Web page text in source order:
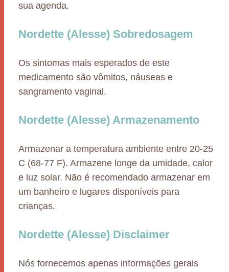
sua agenda.
Nordette (Alesse) Sobredosagem
Os sintomas mais esperados de este
medicamento são vômitos, náuseas e
sangramento vaginal.
Nordette (Alesse) Armazenamento
Armazenar a temperatura ambiente entre 20-25
C (68-77 F). Armazene longe da umidade, calor
e luz solar. Não é recomendado armazenar em
um banheiro e lugares disponíveis para
crianças.
Nordette (Alesse) Disclaimer
Nós fornecemos apenas informações gerais